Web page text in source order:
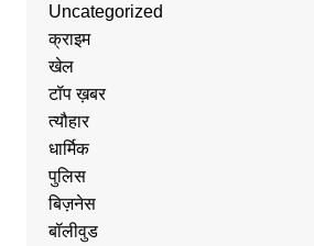
Uncategorized
क्राइम
खेल
टॉप ख़बर
त्यौहार
धार्मिक
पुलिस
बिज़नेस
बॉलीवुड